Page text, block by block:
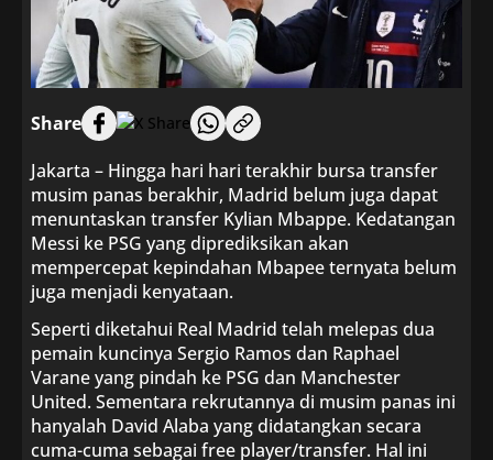
Share
Jakarta – Hingga hari hari terakhir bursa transfer
musim panas berakhir, Madrid belum juga dapat
menuntaskan transfer Kylian Mbappe. Kedatangan
Messi ke PSG yang diprediksikan akan
mempercepat kepindahan Mbapee ternyata belum
juga menjadi kenyataan.
Seperti diketahui Real Madrid telah melepas dua
pemain kuncinya Sergio Ramos dan Raphael
Varane yang pindah ke PSG dan Manchester
United. Sementara rekrutannya di musim panas ini
hanyalah David Alaba yang didatangkan secara
cuma-cuma sebagai free player/transfer. Hal ini